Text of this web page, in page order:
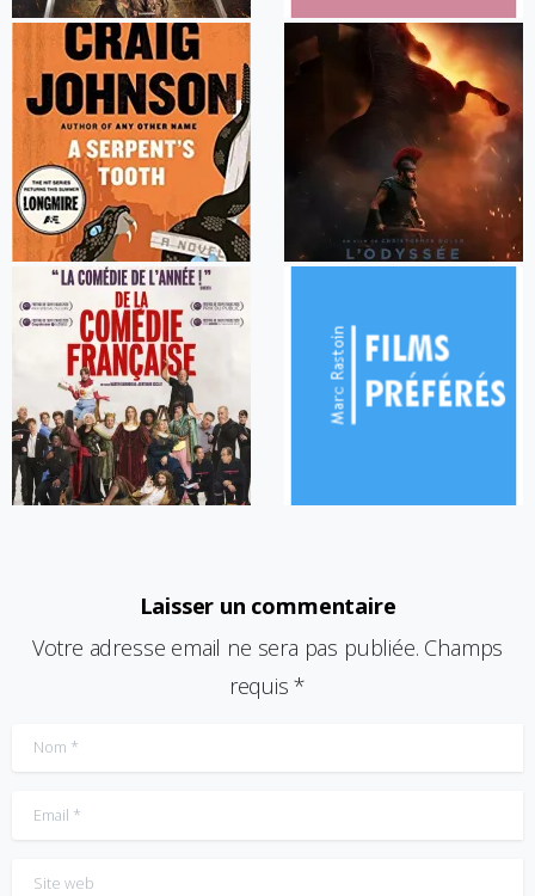
Laisser un commentaire
Votre adresse email ne sera pas publiée. Champs
requis *
Nom*
Email*
Site web